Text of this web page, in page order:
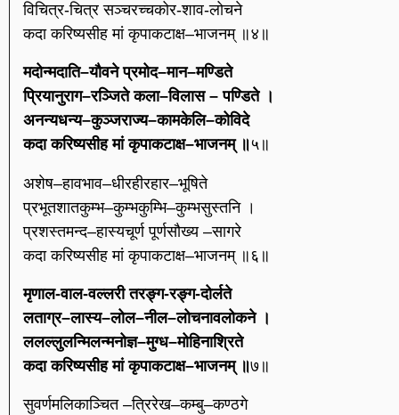
विचित्र-चित्र सञ्चरच्चकोर-शाव-लोचने
कदा करिष्यसीह मां कृपाकटाक्ष–भाजनम् ॥४॥
मदोन्मदाति–यौवने प्रमोद–मान–मण्डिते
प्रियानुराग–रञ्जिते कला–विलास – पण्डिते ।
अनन्यधन्य–कुञ्जराज्य–कामकेलि–कोविदे
कदा करिष्यसीह मां कृपाकटाक्ष–भाजनम् ॥५॥
अशेष–हावभाव–धीरहीरहार–भूषिते
प्रभूतशातकुम्भ–कुम्भकुम्भि–कुम्भसुस्तनि ।
प्रशस्तमन्द–हास्यचूर्ण पूर्णसौख्य –सागरे
कदा करिष्यसीह मां कृपाकटाक्ष–भाजनम् ॥६॥
मृणाल-वाल-वल्लरी तरङ्ग-रङ्ग-दोर्लते
लताग्र–लास्य–लोल–नील–लोचनावलोकने ।
ललल्लुलन्मिलन्मनोज्ञ–मुग्ध–मोहिनाश्रिते
कदा करिष्यसीह मां कृपाकटाक्ष–भाजनम् ॥७॥
सुवर्णमलिकाञ्चित –त्रिरेख–कम्बु–कण्ठगे